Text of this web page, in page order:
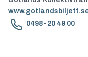
0498-20 49 00